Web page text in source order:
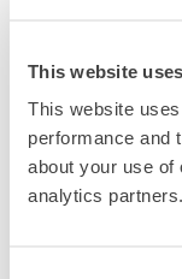
This website
This website
performance and
about your use of
analytics partners.
EINE